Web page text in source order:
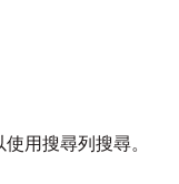
用搜尋列搜尋。